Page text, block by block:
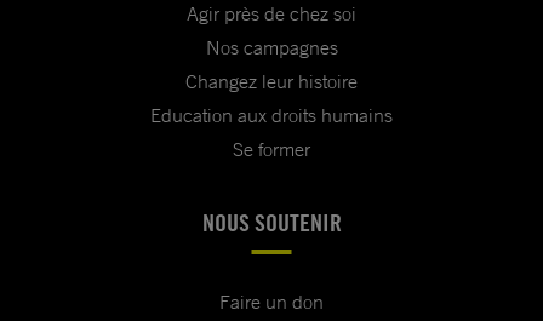
Agir près de chez soi
Nos campagnes
Changez leur histoire
Education aux droits humains
Se former
NOUS SOUTENIR
Faire un don